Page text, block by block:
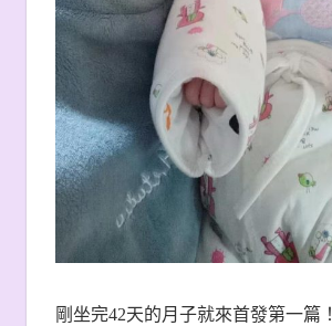
剛坐完42天的月子就來首發第一篇！